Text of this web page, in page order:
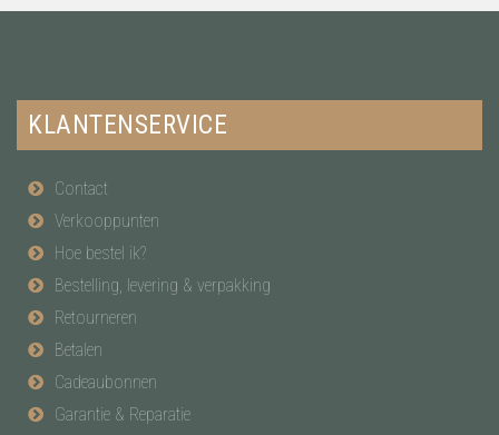
KLANTENSERVICE
Contact
Verkooppunten
Hoe bestel ik?
Bestelling, levering & verpakking
Retourneren
Betalen
Cadeaubonnen
Garantie & Reparatie